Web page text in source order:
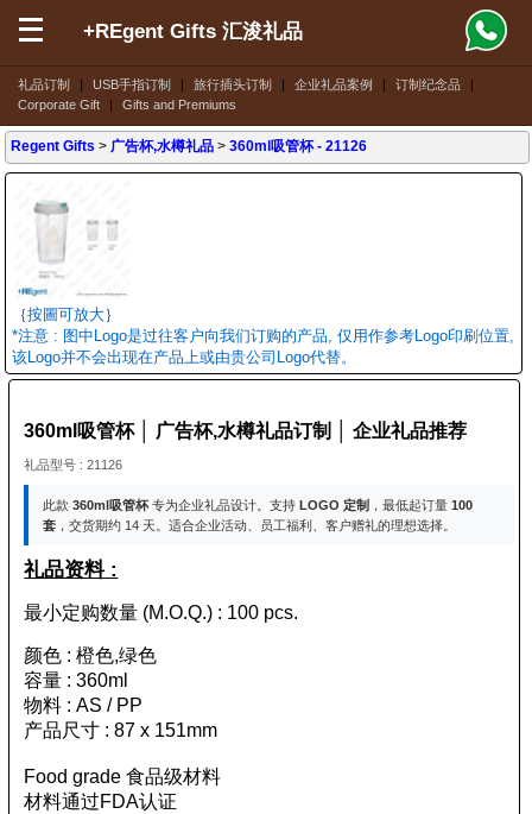
礼品订制 | USB手指订制 | 旅行插头订制 | 企业礼品案例 | 订制纪念品
|
Corporate Gift
| Gifts and Premiums
+REgent Gifts 汇浚礼品
Regent Gifts > 广告杯,水樽礼品 >360ml吸管杯- 21126
｛按圖可放大｝
*注意 : 图中Logo是过往客户向我们订购的产品, 仅用作参考Logo印刷位置,
该Logo并不会出现在产品上或由贵公司Logo代替。
360ml吸管杯 │ 广告杯,水樽礼品订制 │ 企业礼品推荐
礼品型号 : 21126
此款 360ml吸管杯专为企业礼品设计。支持 LOGO 定制 ，最低起订量 100
套，交货期约 14 天。适合企业活动、员工福利、客户赠礼的理想选择。
礼品资料 :
最小定购数量 (M.O.Q.) : 100 pcs.
颜色 : 橙色,绿色
容量 : 360ml
物料 : AS / PP
产品尺寸 : 87 x 151mm
Food grade 食品级材料
材料通过FDA认证